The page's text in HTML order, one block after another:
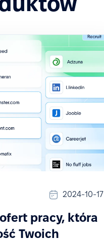
2024-10-17
pracy, która
Twoich